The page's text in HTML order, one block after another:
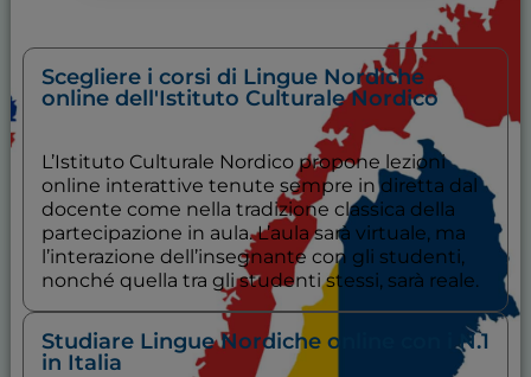
Scegliere i corsi di Lingue Nordiche
online dell'Istituto Culturale Nordico
L’Istituto Culturale Nordico propone lezioni
online interattive tenute sempre in diretta dal
docente come nella tradizione classica della
partecipazione in aula. L’aula sarà virtuale, ma
l’interazione dell’insegnante con gli studenti,
nonché quella tra gli studenti stessi, sarà reale.
Studiare Lingue Nordiche online con i N.1
in Italia